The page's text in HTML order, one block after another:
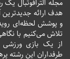
مجله الترافوتبال
هدف ارائه
و پوشش لحظه‌ای
تلاش می‌کنیم با
از یک بازی ورزشی
طرفداران این رشته